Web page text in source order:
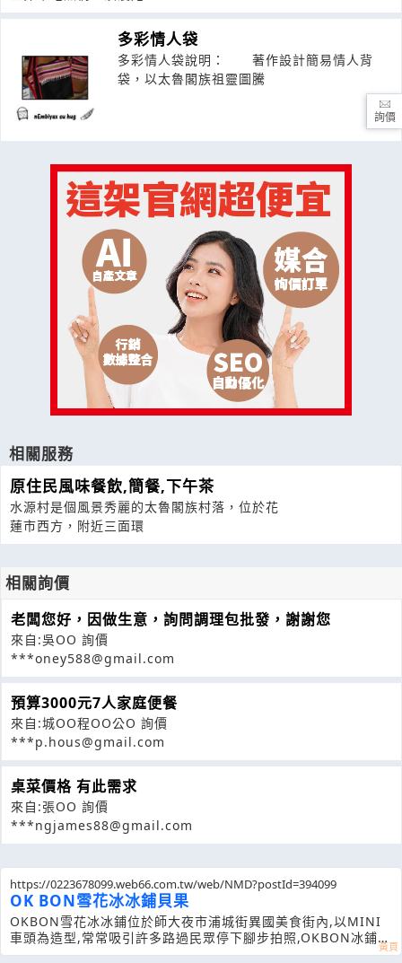
多彩情人袋
多彩情人袋說明： 著作設計簡易情人背
袋，以太魯閣族祖靈圖騰
相關服務
原住民風味餐飲,簡餐,下午茶
水源村是個風景秀麗的太魯閣族村落，位於花
蓮市西方，附近三面環
相關詢價
老闆您好，因做生意，詢問調理包批發，謝謝您
來自:吳OO 詢價
***oney588@gmail.com
預算3000元7人家庭便餐
來自:城OO程OO公O 詢價
***p.hous@gmail.com
桌菜價格 有此需求
來自:張OO 詢價
***ngjames88@gmail.com
https://0223678099.web66.com.tw/web/NMD?postId=394099
OK BON雪花冰冰鋪貝果
OKBON雪花冰冰鋪位於師大夜市浦城街異國美食街內,以MINI
車頭為造型,常常吸引許多路過民眾停下腳步拍照,OKBON冰鋪以
台灣著名雪花冰為主,淋上特製糖醬搭配上異國風味食材,把原本
詢價